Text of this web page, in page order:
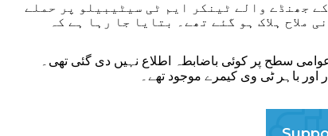
دو دن بعد اٹھایا گیا ہے جب نئی دہلی نے 10 جون کو پلاؤ کے جھنڈے والے ٹینکر ایم ٹی سیٹیبیلو پر حملے
ملاح ہلاک ہو گئے تھے۔ بتایا جا رہا ہے کہ
سطح پر کوئی باضابطہ اطلاع نہیں دی گئی تھی۔
باہر ٹی وی کیمرے موجود تھے۔